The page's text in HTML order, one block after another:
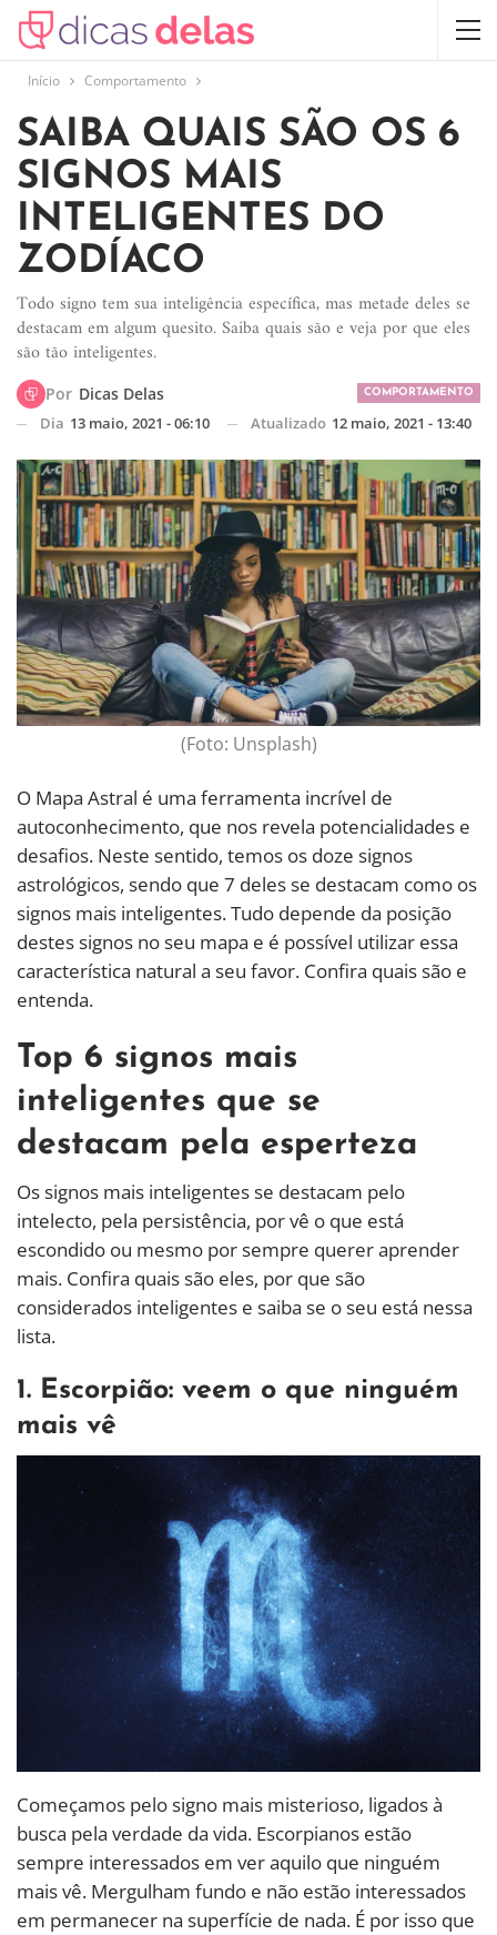
Início Comportamento
SAIBA QUAIS SÃO OS 6
SIGNOS MAIS
INTELIGENTES DO
ZODÍACO
Todo signo tem sua inteligência específica, mas metade deles se
destacam em algum quesito. Saiba quais são e veja por que eles
são tão inteligentes.
COMPORTAMENTO
Por Dicas Delas
Dia 13 maio, 2021 - 06:10 Atualizado 12 maio, 2021 - 13:40
(Foto: Unsplash)
O Mapa Astral é uma ferramenta incrível de
autoconhecimento, que nos revela potencialidades e
desafios. Neste sentido, temos os doze signos
astrológicos, sendo que 7 deles se destacam como os
signos mais inteligentes. Tudo depende da posição
destes signos no seu mapa e é possível utilizar essa
característica natural a seu favor. Confira quais são e
entenda.
Top 6 signos mais
inteligentes que se
destacam pela esperteza
Os signos mais inteligentes se destacam pelo
intelecto, pela persistência, por vê o que está
escondido ou mesmo por sempre querer aprender
mais. Confira quais são eles, por que são
considerados inteligentes e saiba se o seu está nessa
lista.
1. Escorpião: veem o que ninguém
mais vê
Começamos pelo signo mais misterioso, ligados à
busca pela verdade da vida. Escorpianos estão
sempre interessados em ver aquilo que ninguém
mais vê. Mergulham fundo e não estão interessados
em permanecer na superfície de nada. É por isso que